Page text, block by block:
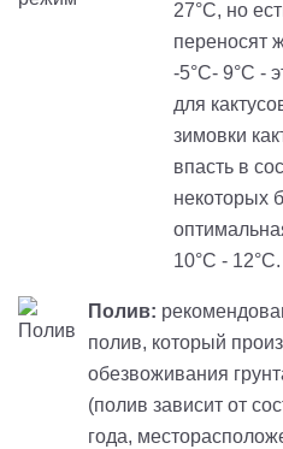
27°C, но
переносят
-5°C- 9°C -
для
зимовки
впасть в
некоторых
10°C - 12°C.
Полив:
полив, который
обезвоживания
(полив зависит от
года,